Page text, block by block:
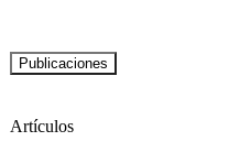
Artículos